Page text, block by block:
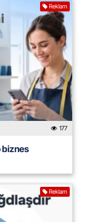
Reklam
177
biznes
Reklam